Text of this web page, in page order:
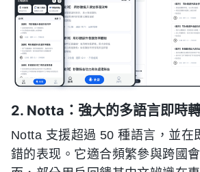
2. Notta：強大的多語言即時
Notta 支援超過 50 種語言，並在
錯的表现。它適合頻繁參與跨國